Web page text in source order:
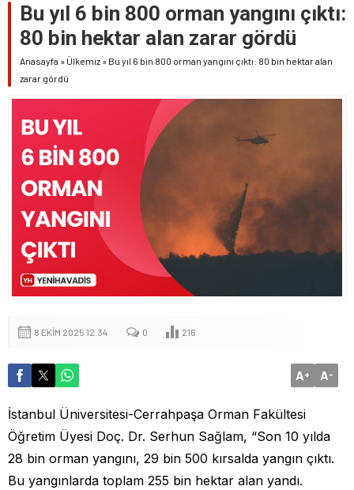
Bu yıl 6 bin 800 orman yangını çıktı:
80 bin hektar alan zarar gördü
Anasayfa » Ülkemiz » Bu yıl 6 bin 800 orman yangını çıktı: 80 bin hektar alan
zarar gördü
8 EKIM 2025 12:34 0 216
A+ A-
İstanbul Üniversitesi-Cerrahpaşa Orman Fakültesi
Öğretim Üyesi Doç. Dr. Serhun Sağlam, “Son 10 yılda
28 bin orman yangını, 29 bin 500 kırsalda yangın çıktı.
Bu yangınlarda toplam 255 bin hektar alan yandı.